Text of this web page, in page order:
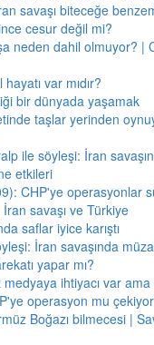
savaşı biteceğe
cesur değil mi?
neden dahil olmuyor? |
var mıdır?
bir dünyada yaşamak
taşlar yerinden
ile söyleşi: İran
etkileri
CHP'ye operasyonlar
savaşı ve Türkiye
saflar iyice karıştı
İran savaşında
yapar mı?
medyaya ihtiyacı var
operasyon mu
Boğazı bilmecesi |